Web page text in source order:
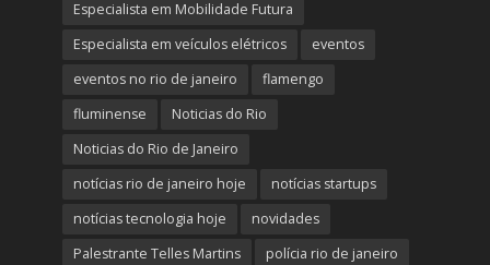
Especialista em Mobilidade Futura
Especialista em veículos elétricos
eventos
eventos no rio de janeiro
flamengo
fluminense
Noticias do Rio
Noticias do Rio de Janeiro
notícias rio de janeiro hoje
notícias startups
notícias tecnologia hoje
novidades
Palestrante Telles Martins
polícia rio de janeiro